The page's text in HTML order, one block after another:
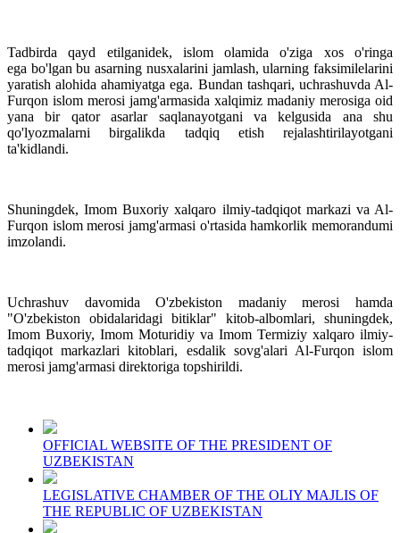
Tadbirda qayd etilganidek, islom olamida o'ziga xos o'ringa
ega bo'lgan bu asarning nusxalarini jamlash, ularning faksimilelarini
yaratish alohida ahamiyatga ega. Bundan tashqari, uchrashuvda Al-
Furqon islom merosi jamg'armasida xalqimiz madaniy merosiga oid
yana bir qator asarlar saqlanayotgani va kelgusida ana shu
qo'lyozmalarni birgalikda tadqiq etish rejalashtirilayotgani
ta'kidlandi.
Shuningdek, Imom Buxoriy xalqaro ilmiy-tadqiqot markazi va Al-
Furqon islom merosi jamg'armasi o'rtasida hamkorlik memorandumi
imzolandi.
Uchrashuv davomida O'zbekiston madaniy merosi hamda
"O'zbekiston obidalaridagi bitiklar" kitob-albomlari, shuningdek,
Imom Buxoriy, Imom Moturidiy va Imom Termiziy xalqaro ilmiy-
tadqiqot markazlari kitoblari, esdalik sovg'alari Al-Furqon islom
merosi jamg'armasi direktoriga topshirildi.
OFFICIAL WEBSITE OF THE PRESIDENT OF
UZBEKISTAN
LEGISLATIVE CHAMBER OF THE OLIY MAJLIS OF
THE REPUBLIC OF UZBEKISTAN